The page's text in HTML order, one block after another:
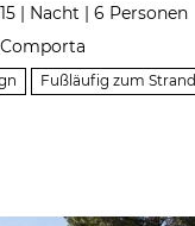
| Nacht | 6 Personen
Fußläufig zum Strand